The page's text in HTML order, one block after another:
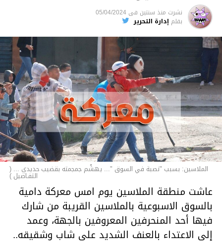
الأخبار
نشرت منذ سنتين فى 05/04/2024
بقلم إدارة التحرير
الملاسين: بسبب "نصبة في السوق "... يهشّم جمجمته بقضيب حديدي ... (
التفـاصيل )
عاشت منطقة الملاسين يوم امس معركة دامية
بالسوق الاسبوعية بالملاسين القريبة من شارك
فيها أحد المنحرفين المعروفين بالجهة، وعمد
إلى الاعتداء بالعنف الشديد على شاب وشقيقه..